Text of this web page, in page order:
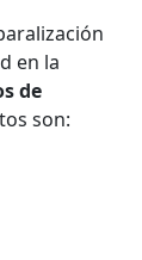
en la
de
son: